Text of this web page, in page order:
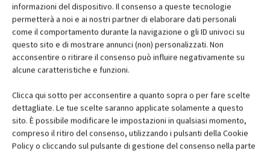
informazioni del dispositivo. Il consenso a queste tecnologie
permetterà a noi e ai nostri partner di elaborare dati personali
come il comportamento durante la navigazione o gli ID univoci su
questo sito e di mostrare annunci (non) personalizzati. Non
acconsentire o ritirare il consenso può influire negativamente su
alcune caratteristiche e funzioni.
Clicca qui sotto per acconsentire a quanto sopra o per fare scelte
dettagliate. Le tue scelte saranno applicate solamente a questo
sito. È possibile modificare le impostazioni in qualsiasi momento,
compreso il ritiro del consenso, utilizzando i pulsanti della Cookie
Policy o cliccando sul pulsante di gestione del consenso nella parte
Abbonati e regala
Iscriviti alla newsletter